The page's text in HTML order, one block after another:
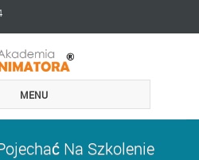
MENU
Na Szkolenie